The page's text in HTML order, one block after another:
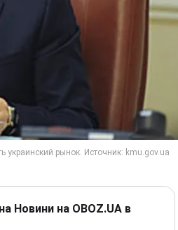
Новини на OBOZ.UA в